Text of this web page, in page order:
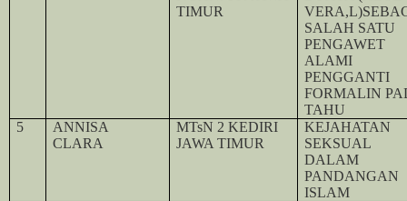
TIMUR
SALAH SATU
PENGAWET
ALAMI
PENGGANTI
FORMALIN
TAHU
5
ANNISA
CLARA
MTsN 2 KEDIRI
JAWA TIMUR
KEJAHATAN
SEKSUAL
DALAM
PANDANGAN
ISLAM